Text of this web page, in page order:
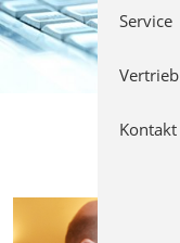
Service
Vertrieb
Kontakt